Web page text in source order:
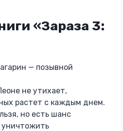
«Зараза 3:
— позывной
не утихает,
растет с каждым днем.
но есть шанс
уничтожить